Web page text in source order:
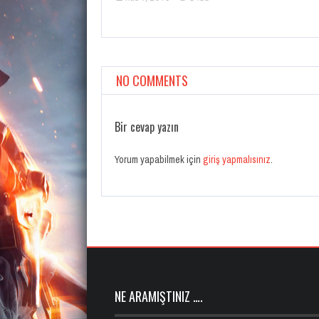
NO COMMENTS
Bir cevap yazın
Yorum yapabilmek için giriş yapmalısınız.
NE ARAMIŞTINIZ ….